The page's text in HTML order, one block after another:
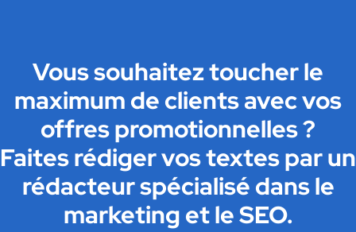
Vous souhaitez toucher le
maximum de clients avec vos
offres promotionnelles ?
Faites rédiger vos textes par un
rédacteur spécialisé dans le
marketing et le SEO.